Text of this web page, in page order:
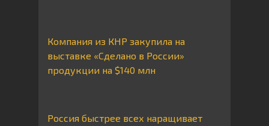
Компания из КНР закупила на
выставке «Сделано в России»
продукции на $140 млн
Россия быстрее всех наращивает